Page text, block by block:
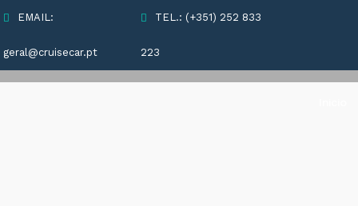
EMAIL:
geral@cruisecar.pt
TEL.: (+351) 252 833
223